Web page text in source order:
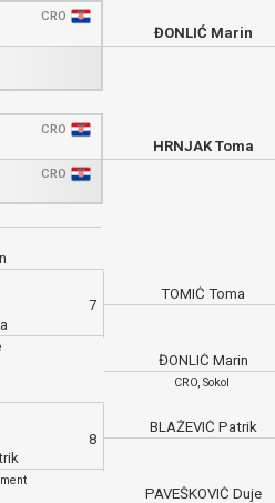
CRO
CRO
CRO
ĐONLIĆ Marin
HRNJAK Toma
7
TOMIĆ Toma
ĐONLIĆ Marin
CRO, Sokol
8
BLAŽEVIĆ Patrik
PAVEŠKOVIĆ Duje